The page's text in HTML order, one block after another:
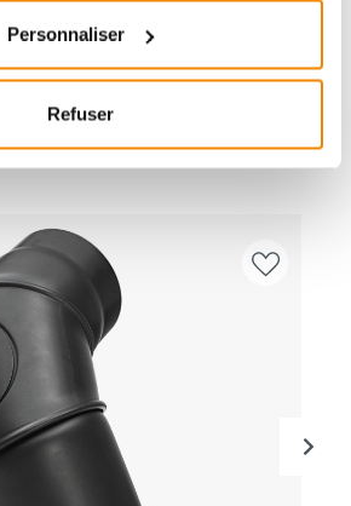
Personnaliser
Refuser
SICH AUCH